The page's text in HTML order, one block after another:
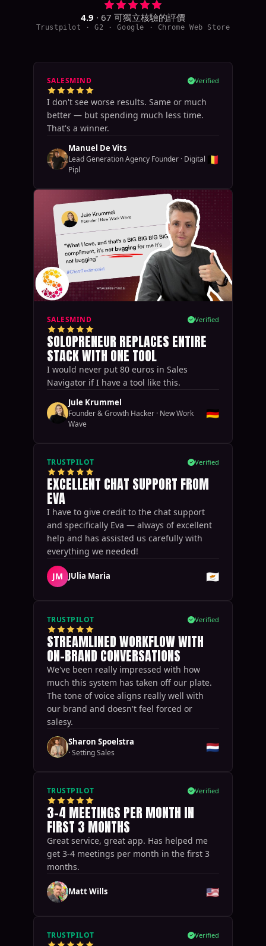
4.9 · 67 可獨立核驗的評價
Trustpilot · G2 · Google · Chrome Web Store
SALESMIND Verified
I don't see worse results. Same or much
better — but spending much less time.
That's a winner.
Manuel De Vits
Lead Generation Agency Founder · Digital
Pipl
🇧🇪
SALESMIND Verified
SOLOPRENEUR REPLACES ENTIRE
STACK WITH ONE TOOL
I would never put 80 euros in Sales
Navigator if I have a tool like this.
Jule Krummel
Founder & Growth Hacker · New Work
Wave
🇩🇪
TRUSTPILOT Verified
EXCELLENT CHAT SUPPORT FROM
EVA
I have to give credit to the chat support
and specifically Eva — always of excellent
help and has assisted us carefully with
everything we needed!
JM JUlia Maria 🇨🇾
TRUSTPILOT Verified
STREAMLINED WORKFLOW WITH
ON-BRAND CONVERSATIONS
We've been really impressed with how
much this system has taken off our plate.
The tone of voice aligns really well with
our brand and doesn't feel forced or
salesy.
Sharon Spoelstra
·Setting Sales 🇳🇱
TRUSTPILOT Verified
3-4 MEETINGS PER MONTH IN
FIRST 3 MONTHS
Great service, great app. Has helped me
get 3-4 meetings per month in the first 3
months.
Matt Wills 🇺🇸
TRUSTPILOT Verified